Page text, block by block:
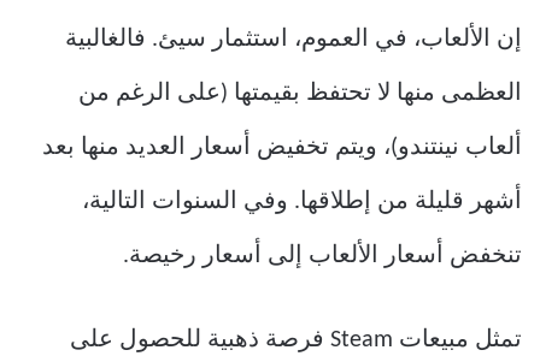
إن الألعاب، في العموم، استثمار سيئ. فالغالبية
العظمى منها لا تحتفظ بقيمتها (على الرغم من
ألعاب نينتندو)، ويتم تخفيض أسعار العديد منها بعد
أشهر قليلة من إطلاقها. وفي السنوات التالية،
تنخفض أسعار الألعاب إلى أسعار رخيصة.
تمثل مبيعات Steam فرصة ذهبية للحصول على